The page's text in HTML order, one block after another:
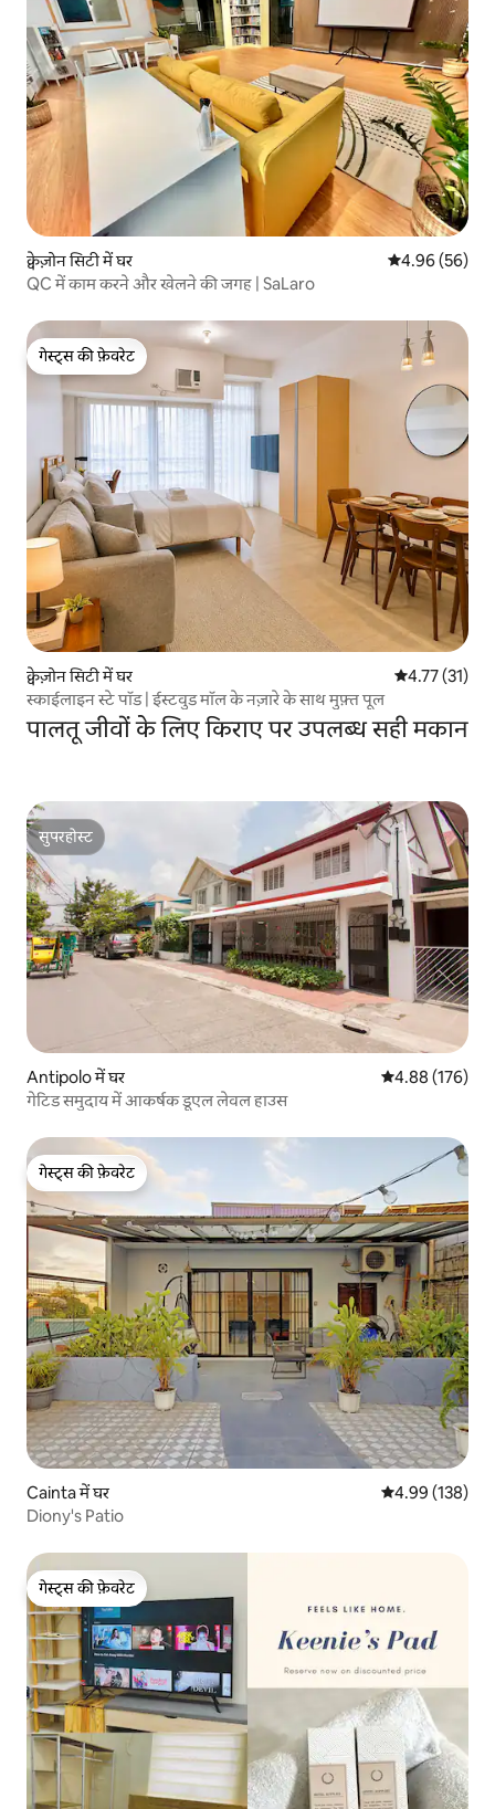
क्वेज़ोन सिटी में घर औसत रेटिंग 5 में
4.96 (56)
QC में काम करने और खेलने की जगह | SaLaro
गेस्ट्स की फ़ेवरेट
गेस्ट्स की फ़ेवरेट
क्वेज़ोन सिटी में घर औसत रेटिंग 5 में
4.77 (31)
स्काईलाइन स्टे पॉड | ईस्टवुड मॉल के नज़ारे के साथ मुफ़्त पूल
पालतू जीवों के लिए किराए पर उपलब्ध सही मकान
सुपरहोस्ट
सुपरहोस्ट
Antipolo में घर औसत रेटिंग 5 में से
4.88 (176)
गेटिड समुदाय में आकर्षक डूएल लेवल हाउस
गेस्ट्स की फ़ेवरेट
गेस्ट्स की फ़ेवरेट
Cainta में घर औसत रेटिंग 5 में से
4.99 (138)
Diony's Patio
गेस्ट्स की फ़ेवरेट
गेस्ट्स की फ़ेवरेट